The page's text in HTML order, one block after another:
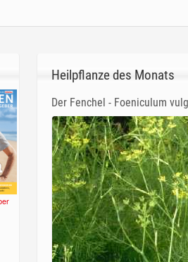
Heilpflanze des Monats
Der Fenchel - Foeniculum